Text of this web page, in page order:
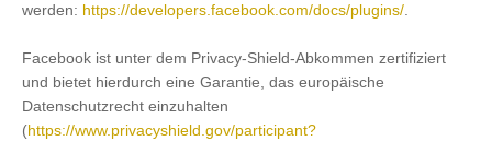
werden: https://developers.facebook.com/docs/plugins/
Facebook ist unter dem Privacy-Shield-Abkommen zertifiziert
und bietet hierdurch eine Garantie, das europäische
Datenschutzrecht einzuhalten
(https://www.privacyshield.gov/participant?